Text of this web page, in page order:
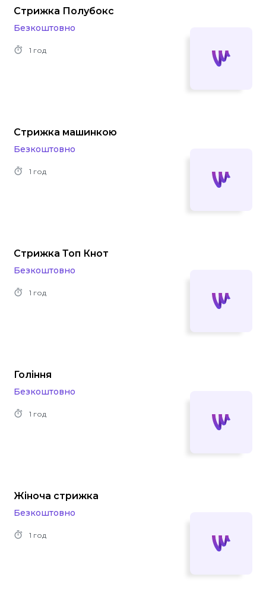
Стрижка Полубокс
Безкоштовно
1 год
Стрижка машинкою
Безкоштовно
1 год
Стрижка Топ Кнот
Безкоштовно
1 год
Гоління
Безкоштовно
1 год
Жіноча стрижка
Безкоштовно
1 год